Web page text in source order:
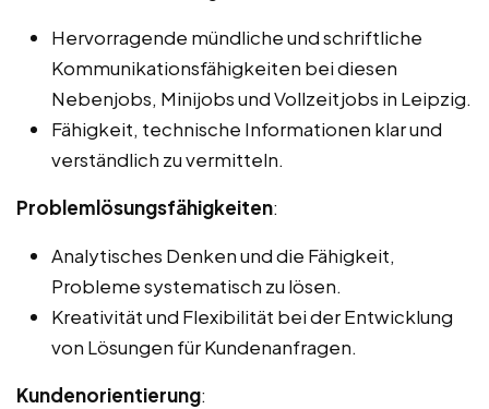
Hervorragende mündliche und schriftliche
Kommunikationsfähigkeiten bei diesen
Nebenjobs, Minijobs und Vollzeitjobs in Leipzig.
Fähigkeit, technische Informationen klar und
verständlich zu vermitteln.
Problemlösungsfähigkeiten:
Analytisches Denken und die Fähigkeit,
Probleme systematisch zu lösen.
Kreativität und Flexibilität bei der Entwicklung
von Lösungen für Kundenanfragen.
Kundenorientierung: